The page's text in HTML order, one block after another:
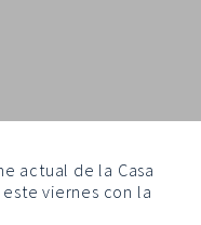
actual de la Casa
viernes con la